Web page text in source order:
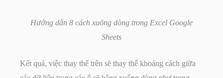
Hướng dẫn 8 cách xuống dòng trong Excel Google
Sheets
Kết quả, việc thay thế trên sẽ thay thế khoảng cách giữa